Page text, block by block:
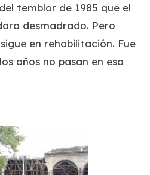
temblor de 1985 que el
desmadrado. Pero
en rehabilitación. Fue
años no pasan en esa